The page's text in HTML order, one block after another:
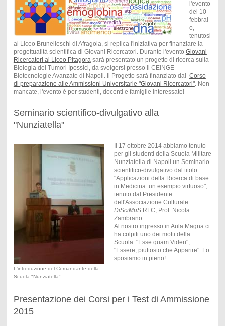
l'evento
del 10
febbrai
o,
tenutosi
al Liceo Brunelleschi di Afragola, si replica l'iniziativa per finanziare la
progettualità scientifica di Giovani Ricercatori. Durante l'evento Giovani
Ricercatori al Liceo Pitagorasarà presentato un progetto di ricerca sulla
Biologia dei Tumori Ipossici, da svolgersi presso il CEINGE
Biotecnologie Avanzate di Napoli. Il Progetto sarà finanziato dal Corso
di preparazione alle Ammissioni Universitarie "Giovani Ricercatori". Non
mancate, l'evento è per studenti, docenti e famiglie interessate!
Seminario scientifico-divulgativo alla
"Nunziatella"
L'introduzione del Comandante della
Scuola "Nunziatella"
Il 17 ottobre 2014 abbiamo tenuto
per gli studenti della Scuola Militare
Nunziatella di Napoli un Seminario
scientifico-divulgativo dal titolo
"Applicazioni della Ricerca di base
in Medicina: un esempio virtuoso",
tenuto dal Presidente
dell'Associazione Culturale
DiSciMuSRFC, Prof. Nicola
Zambrano.
Al nostro ingresso in Aula Magna ci
ha colpiti uno dei motti della
Scuola: "Esse quam Videri",
"Essere, piuttosto che Apparire". Lo
sposiamo in pieno!
Presentazione dei Corsi per i Test di Ammissione
2015